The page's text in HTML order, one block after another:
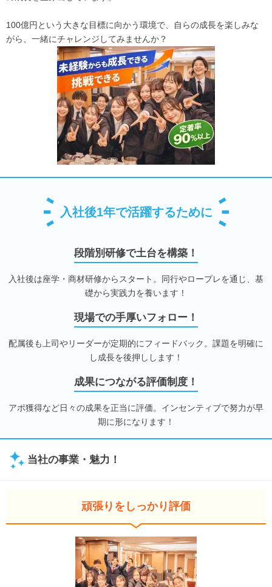
100億円という大きな目標に向かう環境で、自らの成長を楽しみな
がら、一緒にチャレンジしてみませんか？
入社後1年で活躍するために
段階別研修で土台を構築！
入社後は座学・商材研修からスタート。同行やロープレを通じ、基
礎から実践力を養います！
現場での手厚いフォロー！
配属後も上司やリーダーが定期的にフィードバック。課題を明確に
し成長を後押しします！
成果につながる評価制度！
アポ獲得など日々の成果を正当に評価。インセンティブで努力が早
期に形になります！
当社の事業・魅力！
頑張りをしっかり評価